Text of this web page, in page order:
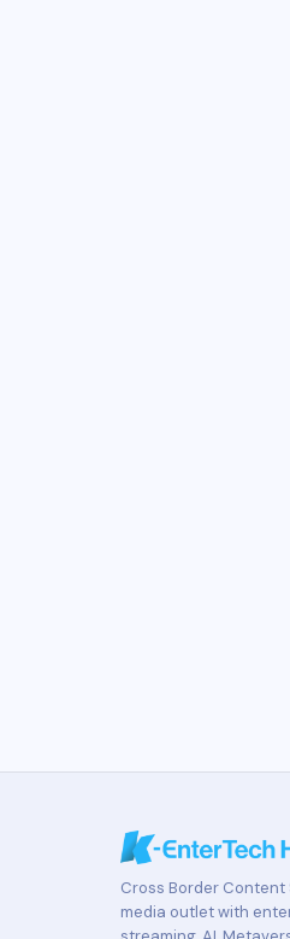
Cross Border Content
media outlet with